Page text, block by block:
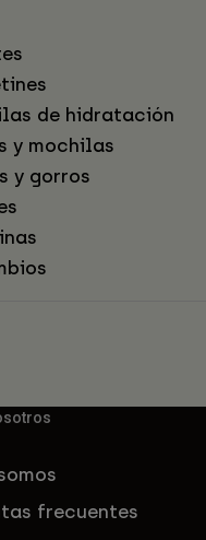
de hidratación
y mochilas
y gorros
frecuentes